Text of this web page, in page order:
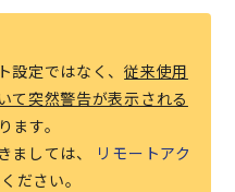
設定ではなく、従来使用
て突然警告が表示される
ます。
ましては、
リモートアク
ださい。